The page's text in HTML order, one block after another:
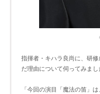
指揮者・キハラ良尚に、研
だ理由について伺ってみまし
「今回の演目「魔法の笛」